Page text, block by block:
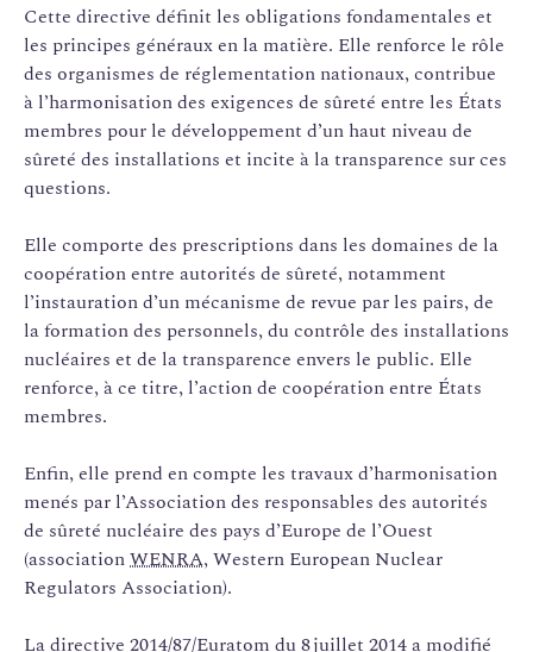
Cette directive définit les obligations fondamentales et
les principes généraux en la matière. Elle renforce le rôle
des organismes de réglementation nationaux, contribue
à l’harmonisation des exigences de sûreté entre les États
membres pour le développement d’un haut niveau de
sûreté des installations et incite à la transparence sur ces
questions.
Elle comporte des prescriptions dans les domaines de la
coopération entre autorités de sûreté, notamment
l’instauration d’un mécanisme de revue par les pairs, de
la formation des personnels, du contrôle des installations
nucléaires et de la transparence envers le public. Elle
renforce, à ce titre, l’action de coopération entre États
membres.
Enfin, elle prend en compte les travaux d’harmonisation
menés par l’Association des responsables des autorités
de sûreté nucléaire des pays d’Europe de l’Ouest
(associationWENRA, Western European Nuclear
Regulators Association).
La directive 2014/87/Euratom du 8 juillet 2014 a modifié